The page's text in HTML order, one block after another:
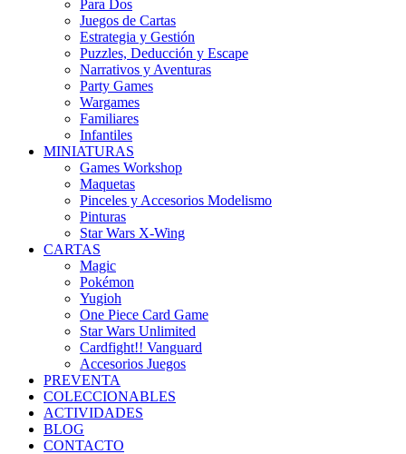
Para Dos
Juegos de Cartas
Estrategia y Gestión
Puzzles, Deducción y Escape
Narrativos y Aventuras
Party Games
Wargames
Familiares
Infantiles
MINIATURAS
Games Workshop
Maquetas
Pinceles y Accesorios Modelismo
Pinturas
Star Wars X-Wing
CARTAS
Magic
Pokémon
Yugioh
One Piece Card Game
Star Wars Unlimited
Cardfight!! Vanguard
Accesorios Juegos
PREVENTA
COLECCIONABLES
ACTIVIDADES
BLOG
CONTACTO